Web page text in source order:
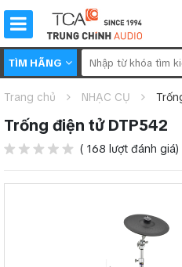
TÌM HÃNG
Trang chủ NHẠC CỤ
Trống điện tử DTP542
( 168 lượt đánh giá)